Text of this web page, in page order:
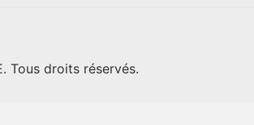
Tous droits réservés.